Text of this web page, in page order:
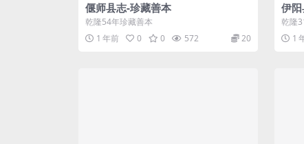
偃师县志-珍藏善本
乾隆54年珍藏善本
1 年前
0 0 572 20
伊
乾隆
1